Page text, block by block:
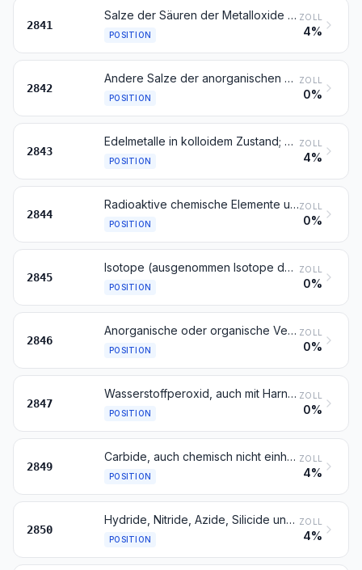
2841
Salze der Säuren der Metalloxide oder Metallperoxide
POSITION
ZOLL
4%
2842
Andere Salze der anorganischen Säuren oder Peroxosäuren (einschließlich Aluminosilicate, auch chemisch nicht einheitlich), ausgenommen Azide
POSITION
ZOLL
0%
2843
Edelmetalle in kolloidem Zustand; anorganische oder organische Verbindungen der Edelmetalle, auch chemisch nicht einheitlich; Edelmetallamalgame
POSITION
ZOLL
4%
2844
Radioaktive chemische Elemente und radioaktive Isotope (einschließlich der spaltbaren und brütbaren chemischen Elemente oder Isotope) und ihre Verbindungen; Mischungen und Rückstände, die diese Erzeugnisse enthalten
POSITION
ZOLL
0%
2845
Isotope (ausgenommen Isotope der Position 2844); anorganische oder organische Verbindungen dieser Isotope, auch chemisch nicht einheitlich
POSITION
ZOLL
0%
2846
Anorganische oder organische Verbindungen der Seltenerdmetalle, des Yttriums oder des Scandiums oder der Mischungen dieser Metalle
POSITION
ZOLL
0%
2847
Wasserstoffperoxid, auch mit Harnstoff verfestigt
POSITION
ZOLL
0%
2849
Carbide, auch chemisch nicht einheitlich
POSITION
ZOLL
4%
2850
Hydride, Nitride, Azide, Silicide und Boride, auch chemisch nicht einheitlich, ausgenommen Verbindungen, die zugleich Carbide der Position 2849 sind
POSITION
ZOLL
4%